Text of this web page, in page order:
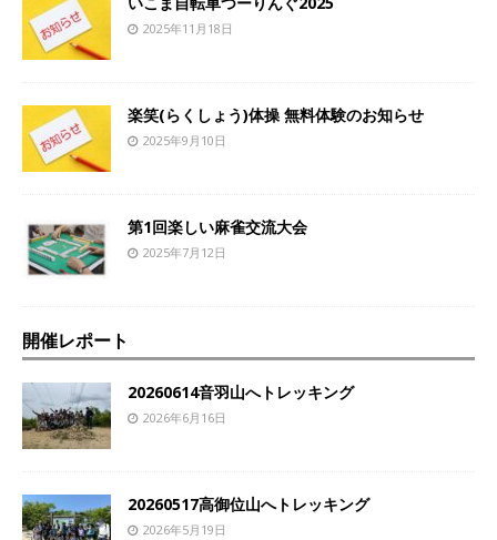
2025年11月18日
楽笑(らくしょう)体操 無料体験のお知らせ
2025年9月10日
第1回楽しい麻雀交流大会
2025年7月12日
開催レポート
20260614音羽山へトレッキング
2026年6月16日
20260517高御位山へトレッキング
2026年5月19日